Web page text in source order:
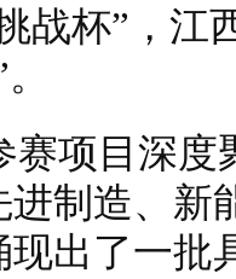
战杯”，江
赛项目深度
进制造、
出了一批